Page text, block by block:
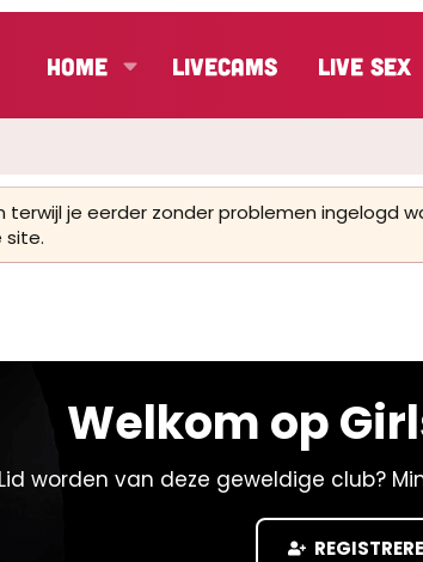
Home LiveCams Live Sex
je eerder zonder problemen ingelogd
site.
Welkom op
Lid worden van deze geweldige club?